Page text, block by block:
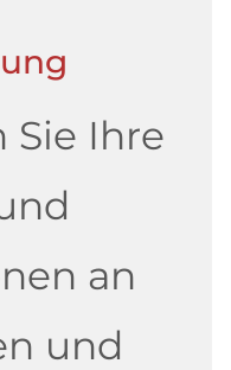
Sie Ihre
an
und